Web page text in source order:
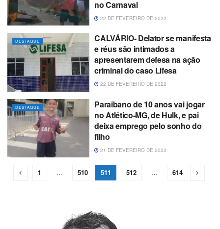
no Carnaval
22 DE FEVEREIRO DE 2022
DESTAQUE
CALVÁRIO- Delator se manifesta
e réus são intimados a
apresentarem defesa na ação
criminal do caso Lifesa
22 DE FEVEREIRO DE 2022
DESTAQUE
Paraibano de 10 anos vai jogar
no Atlético-MG, de Hulk, e pai
deixa emprego pelo sonho do
filho
21 DE FEVEREIRO DE 2022
1 … 510 511 512 … 614